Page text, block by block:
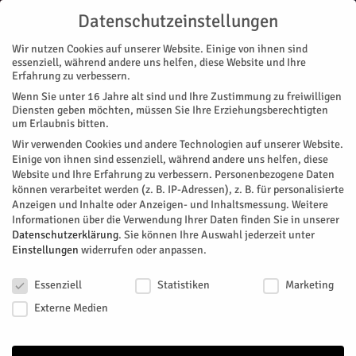
Start Magazin Titelstory Gelegenheit macht Liebe
MAGAZIN TITELSTORY
Gelegenheit macht Liebe
oder heiter weiter...
VonChristoph Klemens- November 23, 2016 164 0
Facebook Twitter
Datenschutzeinstellungen
Wir nutzen Cookies auf unserer Website. Einige von ihnen sind
essenziell, während andere uns helfen, diese Website und Ihre
Erfahrung zu verbessern.
Wenn Sie unter 16 Jahre alt sind und Ihre Zustimmung zu freiwilligen
Diensten geben möchten, müssen Sie Ihre Erziehungsberechtigten
um Erlaubnis bitten.
Wir verwenden Cookies und andere Technologien auf unserer Website.
Einige von ihnen sind essenziell, während andere uns helfen, diese
Website und Ihre Erfahrung zu verbessern. Personenbezogene Daten
können verarbeitet werden (z. B. IP-Adressen), z. B. für personalisierte
Anzeigen und Inhalte oder Anzeigen- und Inhaltsmessung. Weitere
Informationen über die Verwendung Ihrer Daten finden Sie in unserer
Datenschutzerklärung. Sie können Ihre Auswahl jederzeit unter
Einstellungen widerrufen oder anpassen.
Essenziell
Statistiken
Marketing
Externe Medien